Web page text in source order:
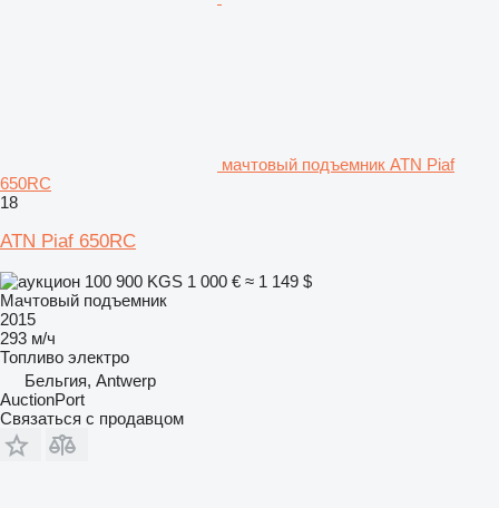
мачтовый подъемник ATN Piaf
650RC
18
ATN Piaf 650RC
100 900 KGS 1 000 € ≈ 1 149 $
Мачтовый подъемник
2015
293 м/ч
Топливо электро
Бельгия, Antwerp
AuctionPort
Связаться с продавцом